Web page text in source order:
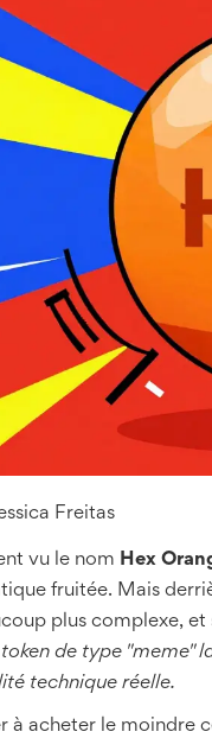
Freitas
vu le nom Hex
fruitée. Mais
plus complexe,
de type "meme"
technique réelle.
à acheter le moindre